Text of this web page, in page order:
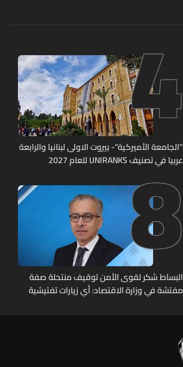
4
"الجامعة الأميركية"- بيروت الاولى لبنانيا والرابعة
عربيا في تصنيف UNIRANKS للعام 2027
8
البساط شكر لقوى الأمن توقيف منتحلة صفة
مفتشة في وزارة الاقتصاد: أي زيارات تفتيشية